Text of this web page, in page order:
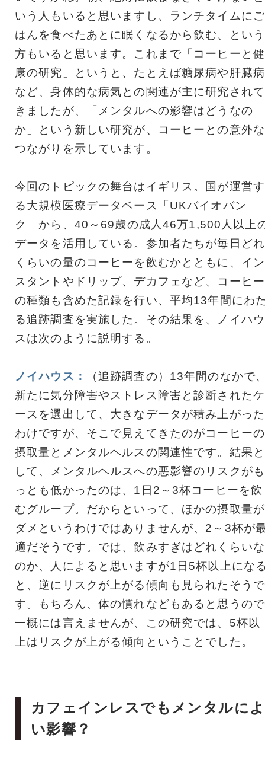
いう人もいると思いますし、ランチタイムにご
はんを食べたあとに眠くなるから飲む、という
方もいると思います。これまで「コーヒーと健
康の研究」というと、たとえば糖尿病や肝臓病
など、身体的な病気との関連が主に研究されて
きましたが、「メンタルへの影響はどうなの
か」という新しい研究が、コーヒーとの意外な
つながりを示しています。
今回のトピックの舞台はイギリス。国が運営す
る大規模医療データベース「UKバイオバン
ク」から、40～69歳の成人46万1,500人以上
データを活用している。参加者たちが毎日どれ
くらいの量のコーヒーを飲むかとともに、イン
スタントやドリップ、デカフェなど、コーヒー
の種類も含めた記録を行い、平均13年間にわ
る追跡調査を実施した。その結果を、ノイハウ
スは次のように説明する。
ノイハウス：
（追跡調査の）13年間のなかで
新たに気分障害やストレス障害と診断されたケ
ースを選出して、大きなデータが積み上がった
わけですが、そこで見えてきたのがコーヒーの
摂取量とメンタルヘルスの関連性です。結果と
して、メンタルヘルスへの悪影響のリスクがも
っとも低かったのは、1日2～3杯コーヒーを飲
むグループ。だからといって、ほかの摂取量が
ダメというわけではありませんが、2～3杯が
適だそうです。では、飲みすぎはどれくらいな
のか、人によると思いますが1日5杯以上にな
と、逆にリスクが上がる傾向も見られたそうで
す。もちろん、体の慣れなどもあると思うので
一概には言えませんが、この研究では、5杯以
上はリスクが上がる傾向ということでした。
カフェインレスでもメンタルによ
い影響？